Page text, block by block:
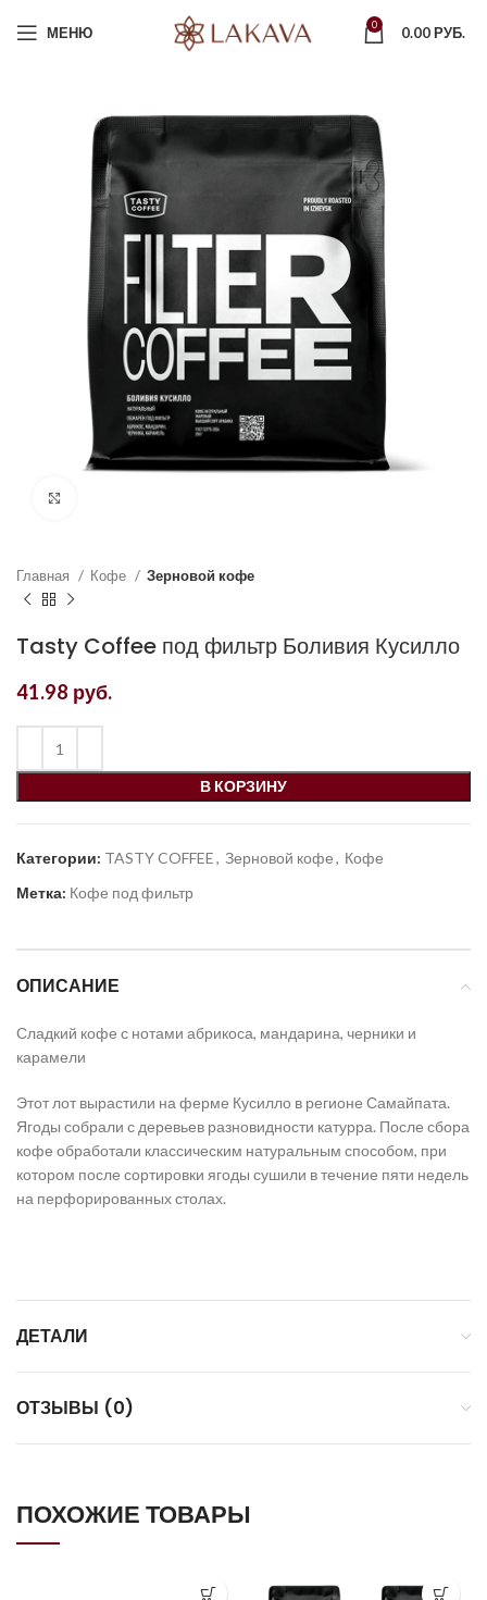
МЕНЮ 0 0.00РУБ.
Главная Кофе Зерновой кофе
Tasty Coffee под фильтр Боливия Кусилло
41.98 руб.
В КОРЗИНУ
Категории: TASTY COFFEE, Зерновой кофе, Кофе
Метка: Кофе под фильтр
ОПИСАНИЕ
Сладкий кофе с нотами абрикоса, мандарина, черники и
карамели
Этот лот вырастили на ферме Кусилло в регионе Самайпата.
Ягоды собрали с деревьев разновидности катурра. После сбора
кофе обработали классическим натуральным способом, при
котором после сортировки ягоды сушили в течение пяти недель
на перфорированных столах.
ДЕТАЛИ
ОТЗЫВЫ (0)
ПОХОЖИЕ ТОВАРЫ